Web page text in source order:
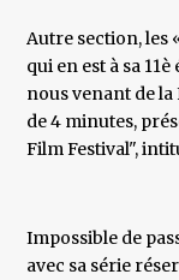
Autre section, les
qui en est à sa
nous venant de
de 4 minutes,
Film Festival",
Impossible de
avec sa série